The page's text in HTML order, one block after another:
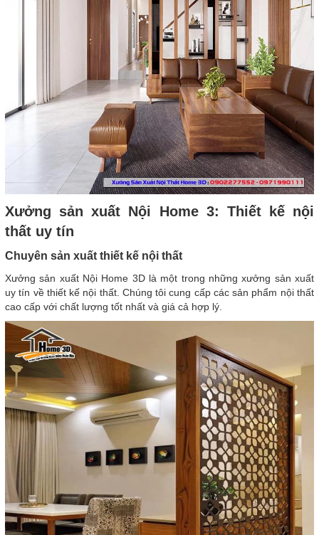
Xưởng sản xuất Nội Home 3: Thiết kế nội
thất uy tín
Chuyên sản xuất thiết kế nội thất
Xưởng sản xuất Nội Home 3D là một trong những xưởng sản xuất
uy tín về thiết kế nội thất. Chúng tôi cung cấp các sản phẩm nội thất
cao cấp với chất lượng tốt nhất và giá cả hợp lý.